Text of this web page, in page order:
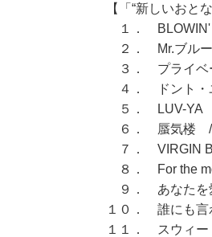
【「“新しいおと
１．
２． Mr.ブル
３． プライベ
４． ドント・
５． LUV-YA
６． 蜃気楼 /
７． VIRGIN
８． For the
９． あなたを
１０． 誰にも
１１． スウィ